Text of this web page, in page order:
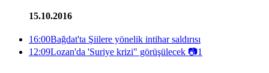
15.10.2016
16:00Bağdat'ta Şiilere yönelik intihar saldırısı
12:09Lozan'da 'Suriye krizi" görüşülecek 📷1